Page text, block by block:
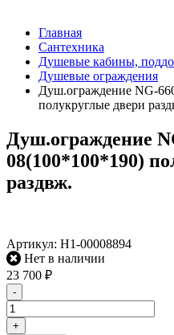
Главная
Сантехника
Душевые кабины,
Душевые ограждения
Душ.ограждение NG-
полукруглые двери
Душ.ограждение
08(100*100*190)
раздвж.
Артикул: Н1-00008894
Нет в наличии
23 700 ₽
-
+